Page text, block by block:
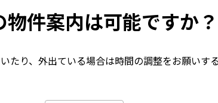
物件案内は可能ですか？
たり、外出ている場合は時間の調整をお願いす